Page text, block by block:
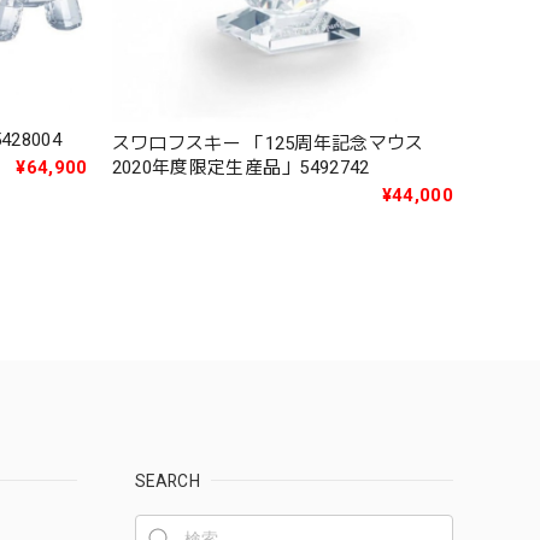
¥64,900
スワロフスキー 「125周年記念マウス
2020年度限定生産品」5492742
¥44,000
SEARCH